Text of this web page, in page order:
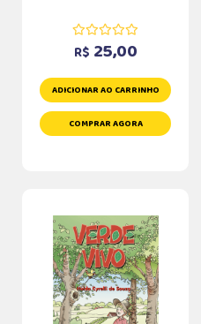
R$ 25,00
ADICIONAR AO CARRINHO
COMPRAR AGORA